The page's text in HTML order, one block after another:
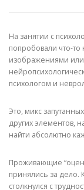
На занятии с
попробовали что-
изображениями
психологом и
Это, микс
других элементов,
найти абсолютно
Проживающие
принялись за дело.
столкнулся с